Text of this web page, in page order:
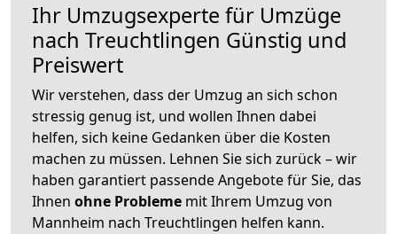
Ihr Umzugsexperte für Umzüge
nach Treuchtlingen Günstig und
Preiswert
Wir verstehen, dass der Umzug an sich schon
stressig genug ist, und wollen Ihnen dabei
helfen, sich keine Gedanken über die Kosten
machen zu müssen. Lehnen Sie sich zurück – wir
haben garantiert passende Angebote für Sie, das
Ihnen ohne Probleme mit Ihrem Umzug von
Mannheim nach Treuchtlingen helfen kann.